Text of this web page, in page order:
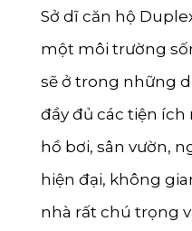
Sở dĩ căn hộ
một môi trường
sẽ ở trong những
đầy đủ các tiện ích
hồ bơi, sân vườn,
hiện đại, không
nhà rất chú trọng